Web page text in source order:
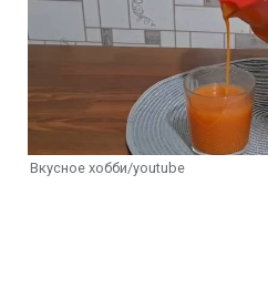
Вкусное хобби/youtube